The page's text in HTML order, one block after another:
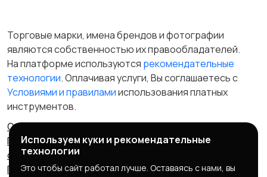
Страхование
Строительство и
ремонт
Туризм и гостиницы
Управление
недвижимостью
Торговые марки, имена брендов и фотографии
являются собственностью их правообладателей.
На платформе используются рекомендательные
технологии. Оплачивая услуги, Вы соглашаетесь c
Условиями и правиламииспользования платных
инструментов.
Отказ от ответственности
Правила сервиса
Политика конфиденциальности
Пользовательское
соглашение
Запрещенные товары/услуги
Правообладателям
Партнерская программа
Используем куки и рекомендательные
технологии
Это чтобы сайт работал лучше. Оставаясь с нами, вы